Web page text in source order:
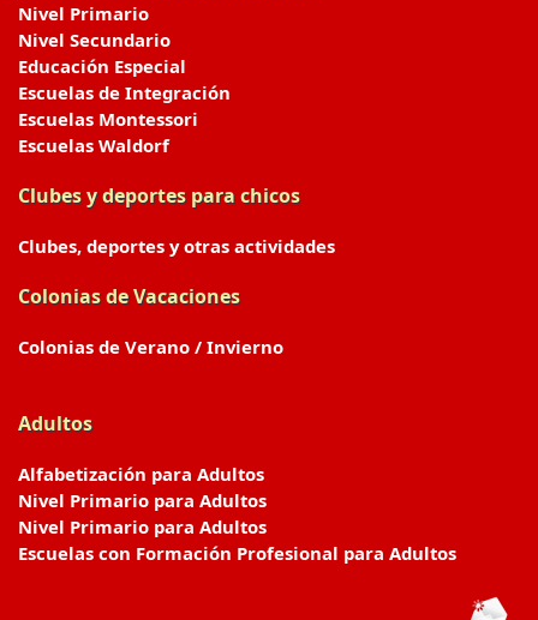
Nivel Primario
Nivel Secundario
Educación Especial
Escuelas de Integración
Escuelas Montessori
Escuelas Waldorf
Clubes y deportes para chicos
Clubes, deportes y otras actividades
Colonias de Vacaciones
Colonias de Verano / Invierno
Adultos
Alfabetización para Adultos
Nivel Primario para Adultos
Nivel Primario para Adultos
Escuelas con Formación Profesional para Adultos